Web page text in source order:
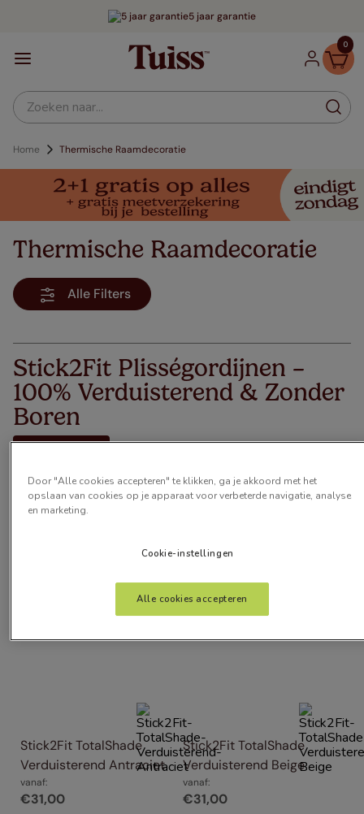
5 jaar garantie
0
Zoeken naar...
Home Thermische Raamdecoratie
Thermische Raamdecoratie
Alle Filters
Stick2Fit Plisségordijnen –
100% Verduisterend & Zonder
Boren
€ 31,00
Eenvoudig te plakken, geen gereedschap nodig! De
Stick2Fit TotalShade ...
Lees meer
Stick2Fit TotalShade
Verduisterend Antraciet
vanaf:
€31,00
Stick2Fit TotalShade
Verduisterend Beige
vanaf:
€31,00
Door "Alle cookies accepteren" te klikken, ga je akkoord met het
opslaan van cookies op je apparaat voor verbeterde navigatie, analyse
en marketing.
Cookie-instellingen
Alle cookies accepteren